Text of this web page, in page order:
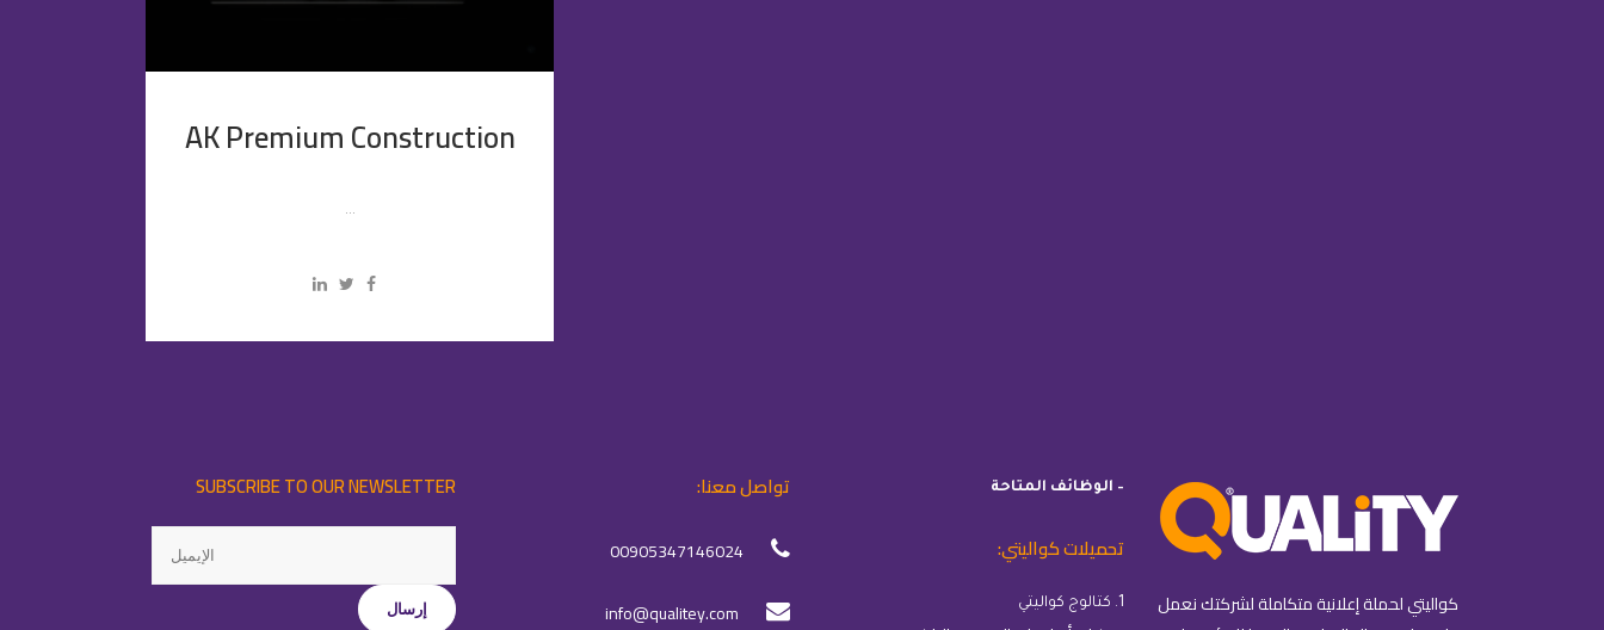
AK Premium Construction
...
كواليتي لحملة إعلانية متكاملة لشركتك نعمل
– الوظائف المتاحة
تحميلات كواليتي:
1. كتالوج كواليتي
تواصل معنا:
00905347146024
info@qualitey.com
SUBSCRIBE TO OUR NEWSLETTER